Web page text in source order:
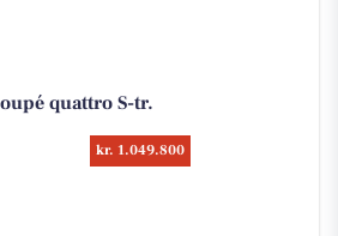
quattro S-tr.
kr. 1.049.800